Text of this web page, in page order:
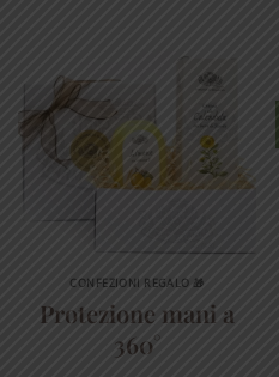
CONFEZIONI REGALO 🎁
Protezione mani a
360°